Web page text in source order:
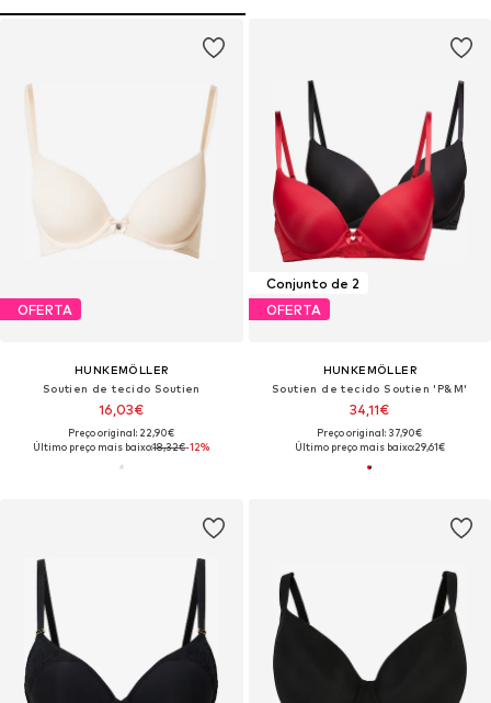
OFERTA
HUNKEMÖLLER
Soutien de tecido Soutien
16,03€
Preço original: 22,90€
Último preço mais baixo:18,32€-12%
Conjunto de 2
OFERTA
HUNKEMÖLLER
Soutien de tecido Soutien 'P&M'
34,11€
Preço original: 37,90€
Último preço mais baixo:29,61€